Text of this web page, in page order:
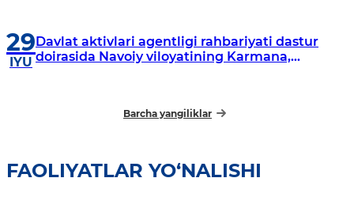
29
IYU
Davlat aktivlari agentligi rahbariyati dastur
doirasida Navoiy viloyatining Karmana,
Barcha yangiliklar
FAOLIYATLAR YO‘NALISHI